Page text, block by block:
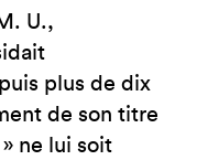
U.,
plus de dix
de son titre
ne lui soit